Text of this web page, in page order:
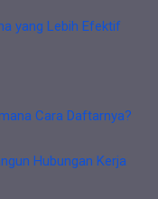
yang Lebih Efektif
Cara Daftarnya?
Hubungan Kerja